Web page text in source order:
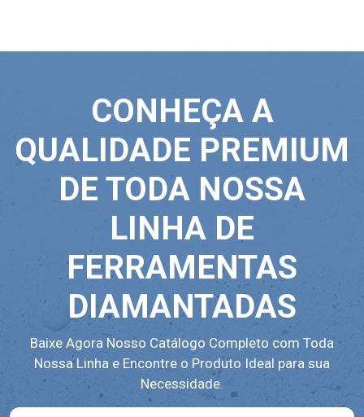
CONHEÇA A
QUALIDADE PREMIUM
DE TODA NOSSA
LINHA DE
FERRAMENTAS
DIAMANTADAS
Baixe Agora Nosso Catálogo Completo com Toda
Nossa Linha e Encontre o Produto Ideal para sua
Necessidade.